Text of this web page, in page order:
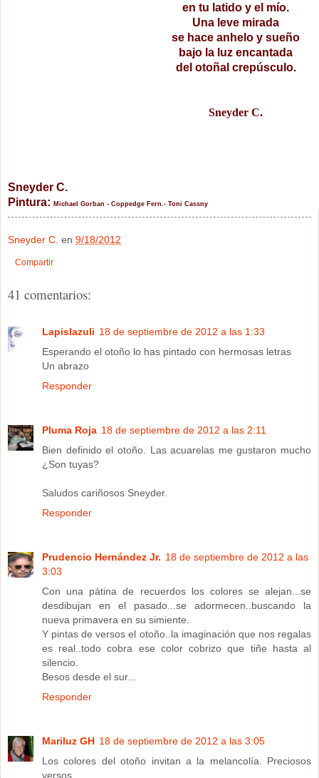
en tu latido y el mío.
Una leve mirada
se hace anhelo y sueño
bajo la luz encantada
del otoñal crepúsculo.
Sneyder C.
Sneyder C.
Pintura: Michael Gorban - Coppedge Fern.- Toni Cassny
Sneyder C. en 9/18/2012
Compartir
41 comentarios:
Lapislazuli 18 de septiembre de 2012 a las 1:33
Esperando el otoño lo has pintado con hermosas letras
Un abrazo
Responder
Pluma Roja 18 de septiembre de 2012 a las 2:11
Bien definido el otoño. Las acuarelas me gustaron mucho
¿Son tuyas?
Saludos cariñosos Sneyder.
Responder
Prudencio Hernández Jr. 18 de septiembre de 2012 a las
3:03
Con una pátina de recuerdos los colores se alejan...se
desdibujan en el pasado...se adormecen..buscando la
nueva primavera en su simiente.
Y pintas de versos el otoño..la imaginación que nos regalas
es real..todo cobra ese color cobrizo que tiñe hasta al
silencio.
Besos desde el sur...
Responder
Mariluz GH 18 de septiembre de 2012 a las 3:05
Los colores del otoño invitan a la melancolía. Preciosos
versos